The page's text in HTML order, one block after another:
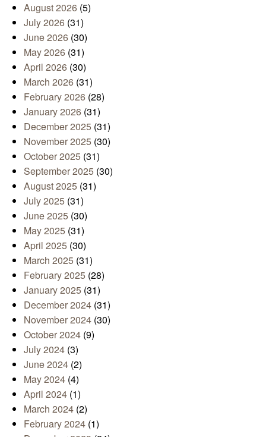
August 2026 (5)
July 2026 (31)
June 2026 (30)
May 2026 (31)
April 2026 (30)
March 2026 (31)
February 2026 (28)
January 2026 (31)
December 2025 (31)
November 2025 (30)
October 2025 (31)
September 2025 (30)
August 2025 (31)
July 2025 (31)
June 2025 (30)
May 2025 (31)
April 2025 (30)
March 2025 (31)
February 2025 (28)
January 2025 (31)
December 2024 (31)
November 2024 (30)
October 2024 (9)
July 2024 (3)
June 2024 (2)
May 2024 (4)
April 2024 (1)
March 2024 (2)
February 2024 (1)